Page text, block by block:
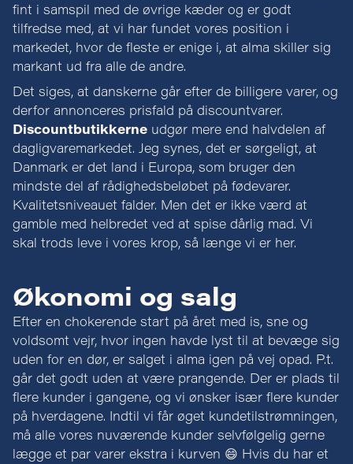
fint i samspil med de øvrige kæder og er godt
tilfredse med, at vi har fundet vores position i
markedet, hvor de fleste er enige i, at alma skiller sig
markant ud fra alle de andre.
Det siges, at danskerne går efter de billigere varer, og
derfor annonceres prisfald på discountvarer.
Discountbutikkerne udgør mere end halvdelen af
dagligvaremarkedet. Jeg synes, det er sørgeligt, at
Danmark er det land i Europa, som bruger den
mindste del af rådighedsbeløbet på fødevarer.
Kvalitetsniveauet falder. Men det er ikke værd at
gamble med helbredet ved at spise dårlig mad. Vi
skal trods leve i vores krop, så længe vi er her.
Økonomi og salg
Efter en chokerende start på året med is, sne og
voldsomt vejr, hvor ingen havde lyst til at bevæge sig
uden for en dør, er salget i alma igen på vej opad. P.t.
går det godt uden at være prangende. Der er plads til
flere kunder i gangene, og vi ønsker især flere kunder
på hverdagene. Indtil vi får øget kundetilstrømningen,
må alle vores nuværende kunder selvfølgelig gerne
lægge et par varer ekstra i kurven 😄 Hvis du har et